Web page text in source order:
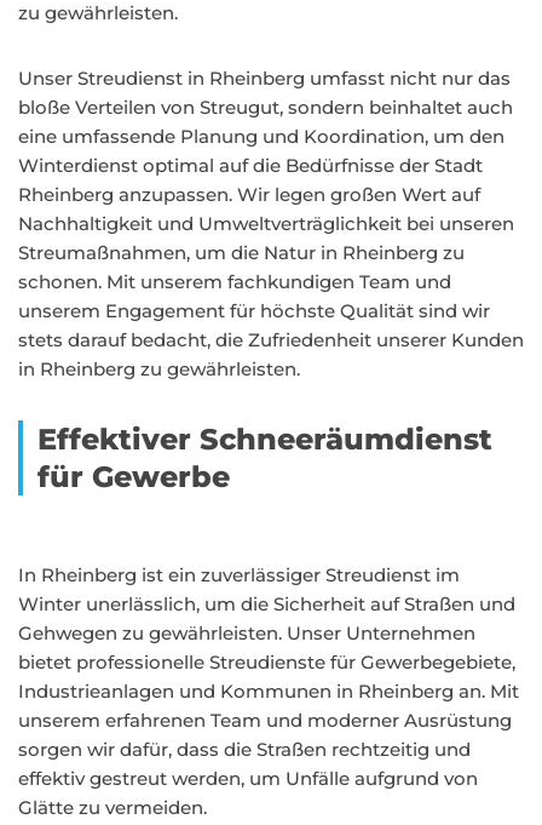
zu gewährleisten.
Unser Streudienst in Rheinberg umfasst nicht nur das
bloße Verteilen von Streugut, sondern beinhaltet auch
eine umfassende Planung und Koordination, um den
Winterdienst optimal auf die Bedürfnisse der Stadt
Rheinberg anzupassen. Wir legen großen Wert auf
Nachhaltigkeit und Umweltverträglichkeit bei unseren
Streumaßnahmen, um die Natur in Rheinberg zu
schonen. Mit unserem fachkundigen Team und
unserem Engagement für höchste Qualität sind wir
stets darauf bedacht, die Zufriedenheit unserer Kunden
in Rheinberg zu gewährleisten.
Effektiver Schneeräumdienst
für Gewerbe
In Rheinberg ist ein zuverlässiger Streudienst im
Winter unerlässlich, um die Sicherheit auf Straßen und
Gehwegen zu gewährleisten. Unser Unternehmen
bietet professionelle Streudienste für Gewerbegebiete,
Industrieanlagen und Kommunen in Rheinberg an. Mit
unserem erfahrenen Team und moderner Ausrüstung
sorgen wir dafür, dass die Straßen rechtzeitig und
effektiv gestreut werden, um Unfälle aufgrund von
Glätte zu vermeiden.